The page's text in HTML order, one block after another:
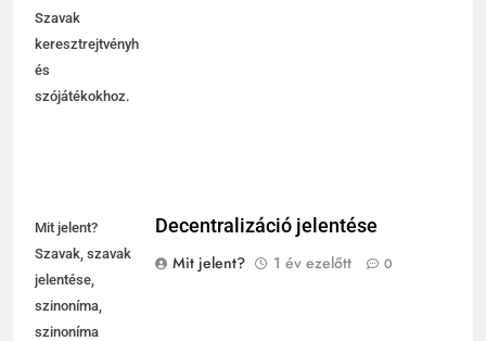
Szavak
keresztrejtvényhez
és
szójátékokhoz.
Mit jelent?
Szavak, szavak
jelentése,
szinoníma,
szinoníma
Decentralizáció jelentése
Mit jelent?
1 év ezelőtt 0